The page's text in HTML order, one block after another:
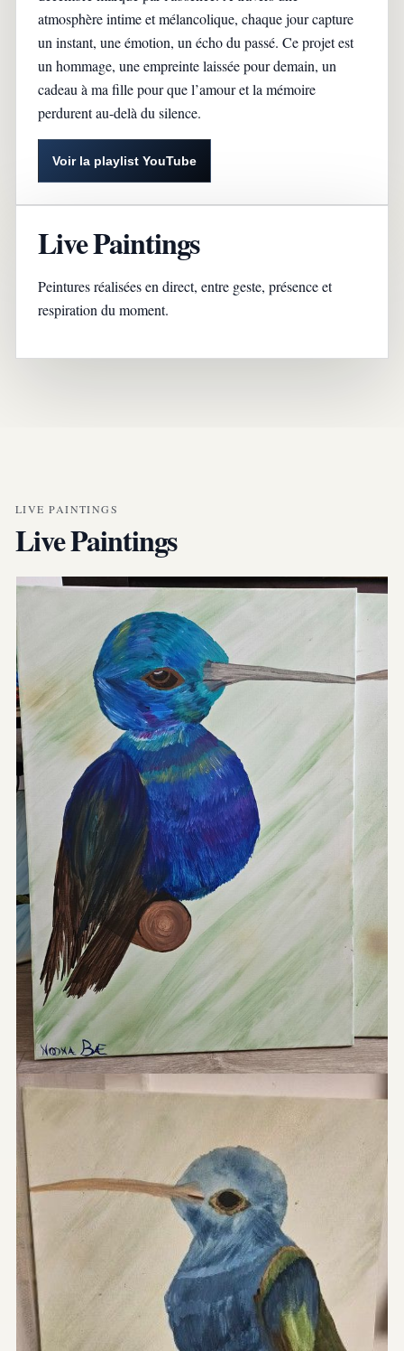
atmosphère intime et mélancolique, chaque jour capture
un instant, une émotion, un écho du passé. Ce projet est
un hommage, une empreinte laissée pour demain, un
cadeau à ma fille pour que l’amour et la mémoire
perdurent au-delà du silence.
Voir la playlist YouTube
Live Paintings
Peintures réalisées en direct, entre geste, présence et
respiration du moment.
LIVE PAINTINGS
Live Paintings